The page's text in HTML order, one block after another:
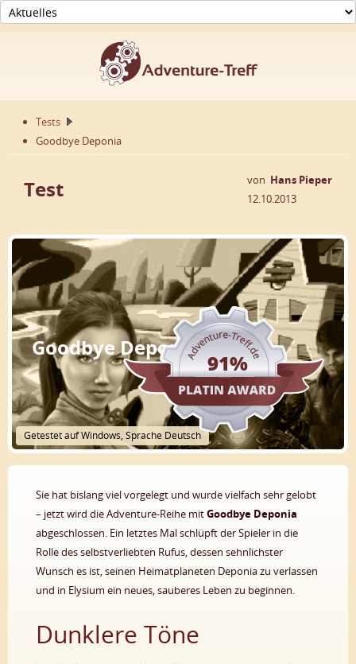
Tests
Goodbye Deponia
Test von Hans Pieper
12.10.2013
Goodbye Deponia
Getestet auf Windows, Sprache Deutsch
91%
Sie hat bislang viel vorgelegt und wurde vielfach sehr gelobt
– jetzt wird die Adventure-Reihe mitGoodbye Deponia
abgeschlossen. Ein letztes Mal schlüpft der Spieler in die
Rolle des selbstverliebten Rufus, dessen sehnlichster
Wunsch es ist, seinen Heimatplaneten Deponia zu verlassen
und in Elysium ein neues, sauberes Leben zu beginnen.
Dunklere Töne